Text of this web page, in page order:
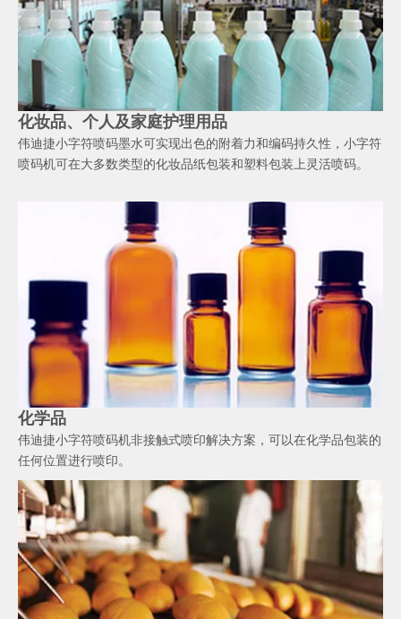
化妆品、个人及家庭护理用品
伟迪捷小字符喷码墨水可实现出色的附着力和编码持久性，小字符
喷码机可在大多数类型的化妆品纸包装和塑料包装上灵活喷码。
化学品
伟迪捷小字符喷码机非接触式喷印解决方案，可以在化学品包装的
任何位置进行喷印。